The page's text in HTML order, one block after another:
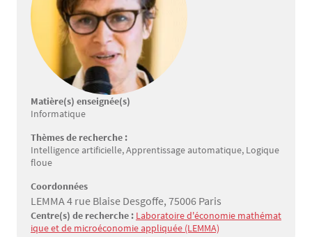
Matière(s) enseignée(s)
Informatique
Thèmes de recherche :
Intelligence artificielle, Apprentissage automatique, Logique
floue
Coordonnées
LEMMA 4 rue Blaise Desgoffe, 75006 Paris
Centre(s) de recherche : Laboratoire d'économie mathémat
ique et de microéconomie appliquée (LEMMA)